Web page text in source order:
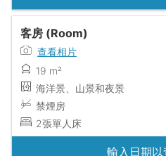
客房 (Room)
查看相片
19 m²
海洋景、山景和夜景
禁煙房
2張單人床
輸入日期